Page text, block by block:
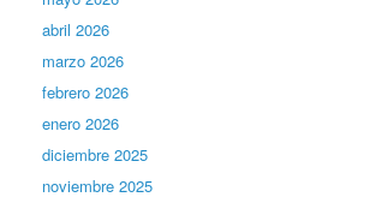
abril 2026
marzo 2026
febrero 2026
enero 2026
diciembre 2025
noviembre 2025